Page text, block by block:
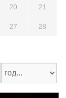
20 21
27 28